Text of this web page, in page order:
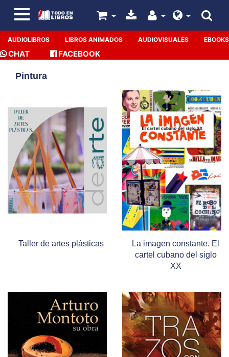
AUDIOLIBROS LIBROS ANIMADOS AUDIOVISUALES EBOOKS
CHAT FACEBOOK
Pintura
Taller de artes plásticas
La imagen constante. El
cartel cubano del siglo
XX